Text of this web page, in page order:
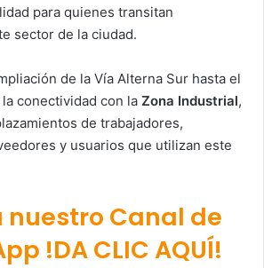
para quienes transitan
sector de la ciudad.
de la Vía Alterna Sur hasta el
conectividad con la Zona Industrial,
de trabajadores,
y usuarios que utilizan este
nuestro Canal de
!DA CLIC AQUÍ!